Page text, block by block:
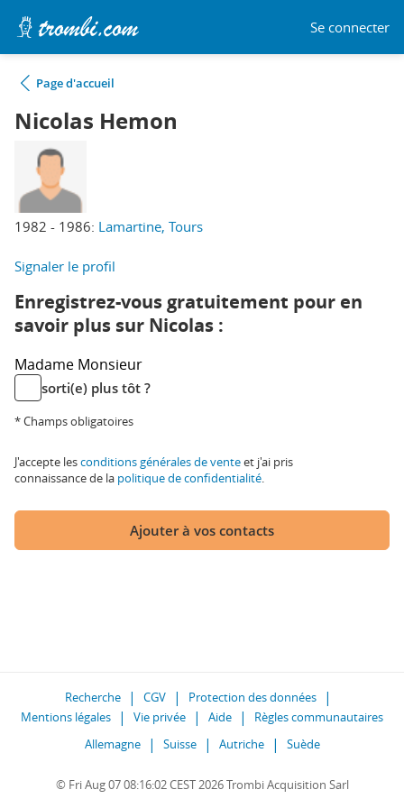
Se connecter
Page d'accueil
Nicolas Hemon
1982 - 1986: Lamartine, Tours
Signaler le profil
Enregistrez-vous gratuitement pour en
savoir plus sur Nicolas :
Madame Monsieur
sorti(e) plus tôt ?
* Champs obligatoires
J'accepte lesconditions générales de venteet j'ai pris
connaissance de la politique de confidentialité.
Ajouter à vos contacts
Recherche CGV
Protection des données
Mentions légales
Vie privée Aide
Règles communautaires
Allemagne
Suisse Autriche Suède
© Fri Aug 07 08:16:02 CEST 2026 Trombi Acquisition Sarl